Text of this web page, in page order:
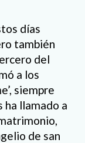
días
también
del
a los
siempre
ha llamado a
de san